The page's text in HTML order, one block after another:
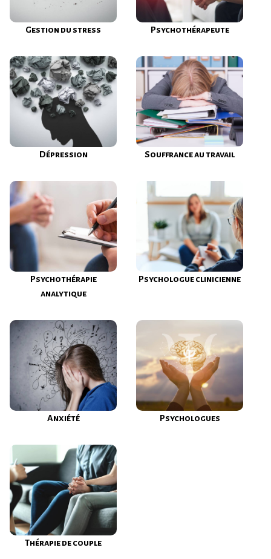
Gestion du stress Psychothérapeute
Dépression Souffrance au travail
Psychothérapie
analytique
Psychologue clinicienne
Anxiété Psychologues
Thérapie de couple